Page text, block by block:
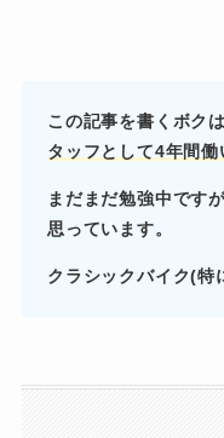
この記事を書くボクは
タッフとして4年間働
まだまだ勉強中です
思っています。
クラシックバイク(特